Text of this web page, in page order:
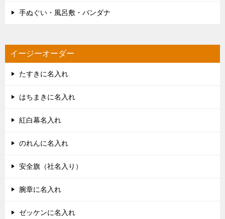
手ぬぐい・風呂敷・バンダナ
イージーオーダー
たすきに名入れ
はちまきに名入れ
紅白幕名入れ
のれんに名入れ
安全旗（社名入り）
腕章に名入れ
ゼッケンに名入れ